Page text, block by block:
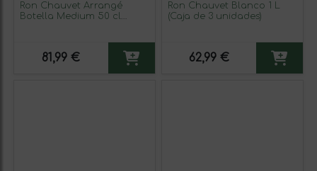
Ron Chauvet Arrangé
Botella Medium 50 cl
81,99 €
Ron Chauvet Blanco 1 L
(Caja de 3 unidades)
62,99 €